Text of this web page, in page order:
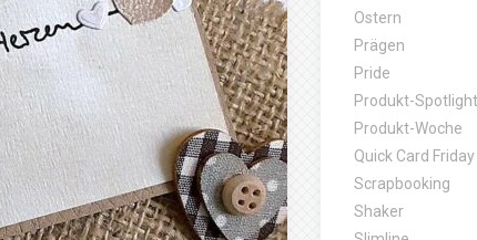
Ostern
Prägen
Pride
Produkt-Spotlight
Produkt-Woche
Quick Card Friday
Scrapbooking
Shaker